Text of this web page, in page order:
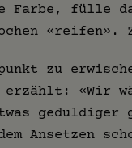
fülle
zu
erzählt: «Wir
geduldiger
Ansetzen